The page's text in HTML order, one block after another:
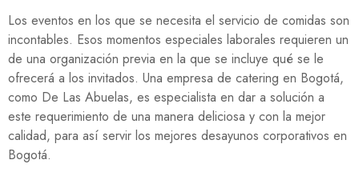
Los eventos en los que se necesita el servicio de comidas son
incontables. Esos momentos especiales laborales requieren un
de una organización previa en la que se incluye qué se le
ofrecerá a los invitados. Una empresa de catering en Bogotá,
como De Las Abuelas, es especialista en dar a solución a
este requerimiento de una manera deliciosa y con la mejor
calidad, para así servir los mejores desayunos corporativos en
Bogotá.